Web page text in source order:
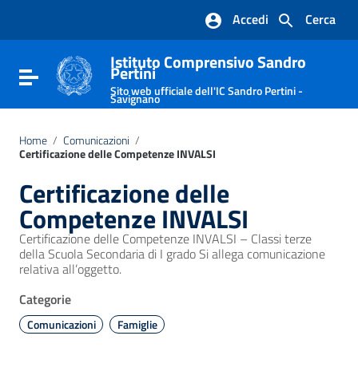
Vai al footer
Cerca
Accedi
Attiva / disattiva la navigazione
Istituto Comprensivo Sandro
Pertini
Sito web ufficiale dell'IC Sandro Pertini -
Savignano
Home / Comunicazioni /
Certificazione delle Competenze INVALSI
Certificazione delle
Competenze INVALSI
Certificazione delle Competenze INVALSI – Classi terze
della Scuola Secondaria di I grado Si allega comunicazione
relativa all’oggetto.
Categorie
Comunicazioni Famiglie